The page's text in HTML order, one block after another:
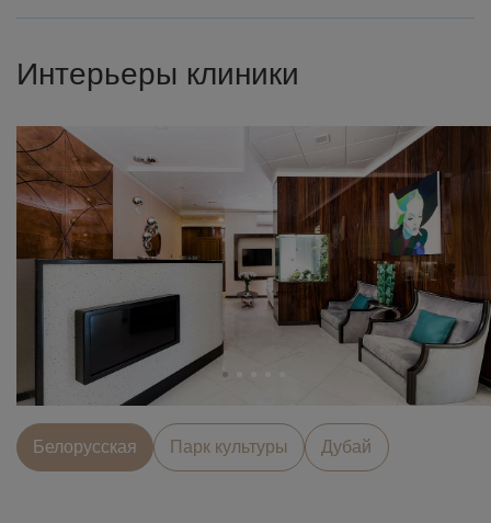
Интерьеры клиники
Белорусcкая Парк культуры Дубай